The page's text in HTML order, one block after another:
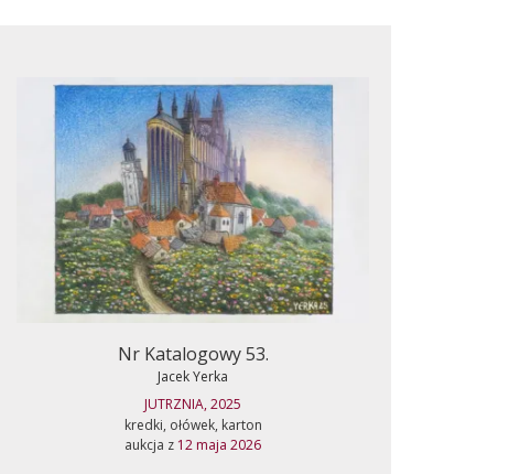
Nr Katalogowy 53.
Jacek Yerka
JUTRZNIA, 2025
kredki, ołówek, karton
aukcja z 12 maja 2026